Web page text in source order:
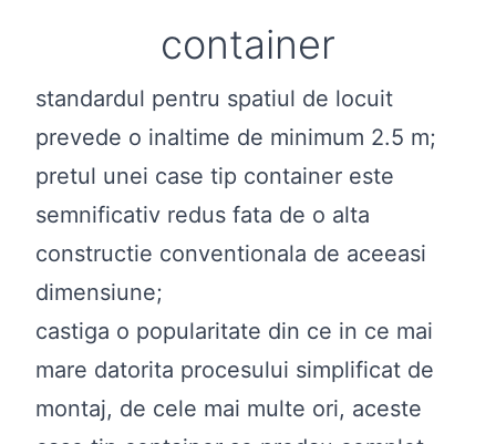
container
standardul pentru spatiul de locuit
prevede o inaltime de minimum 2.5 m;
pretul unei case tip container este
semnificativ redus fata de o alta
constructie conventionala de aceeasi
dimensiune;
castiga o popularitate din ce in ce mai
mare datorita procesului simplificat de
montaj, de cele mai multe ori, aceste